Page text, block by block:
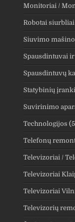
Monitoriai /
Robotai
Siuvimo
Spausdintuvai
Spausdintuvų
Statybinių
Suvirinimo
Technologijos
Telefonų
Televizoriai /
Televizoriai
Televizoriai
Televizorių